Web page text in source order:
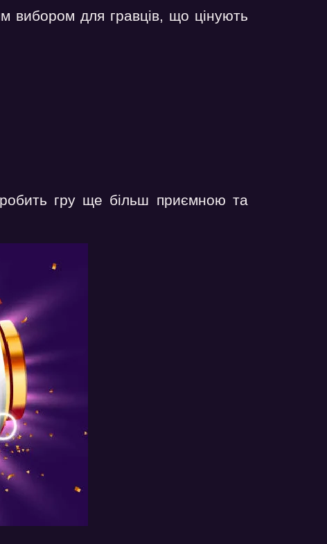
вибором для гравців, що цінують
робить гру ще більш приємною та